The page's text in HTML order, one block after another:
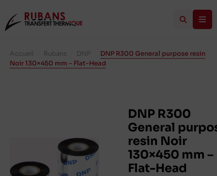
Accueil Rubans DNP
DNP R300 General purpose resin
Noir 130×450 mm – Flat-Head
DNP R300
General
resin Noir
130×450 mm –
Flat-Head